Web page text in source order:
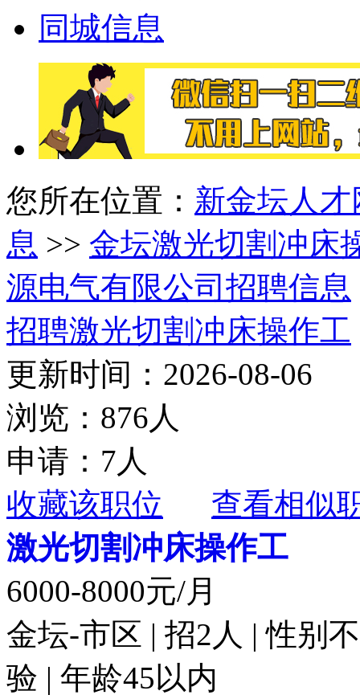
同城信息
您所在位置： 新金坛人才
息 >> 金坛激光切割冲床
源电气有限公司招聘信息
招聘激光切割冲床操作工
更新时间：2026-08-06
浏览：876人
申请：7人
收藏该职位
查看相似
激光切割冲床操作工
6000-8000元/月
金坛-市区 | 招2人 | 性别
验 | 年龄45以内